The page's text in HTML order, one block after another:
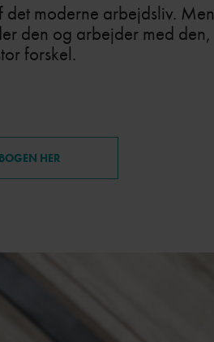
det moderne arbejdsliv. Men
den og arbejder med den,
forskel.
HER